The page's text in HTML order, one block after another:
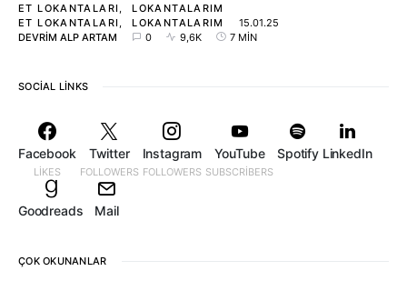
ET LOKANTALARI
LOKANTALARIM
ET LOKANTALARI
LOKANTALARIM
15.01.25
DEVRIM ALP ARTAM
0 9,6K 7 MIN
SOCIAL LINKS
Facebook
LIKES
Twitter
FOLLOWERS
Instagram
FOLLOWERS
YouTube
SUBSCRIBERS
Spotify LinkedIn
Goodreads Mail
ÇOK OKUNANLAR